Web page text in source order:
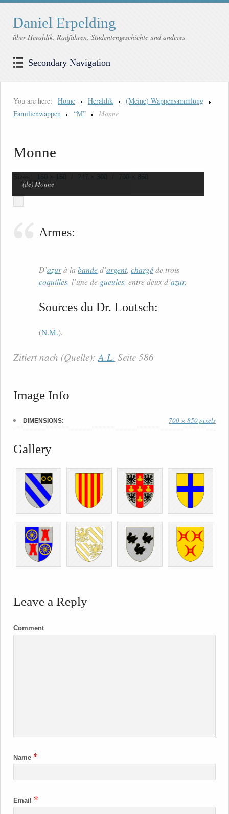
Daniel Erpelding
über Heraldik, Radfahren, Studentengeschichte und anderes
Secondary Navigation
You are here: Home Heraldik
(Meine) Wappensammlung
Familienwappen
“M” Monne
Monne
150 × 150 247 × 300 700 × 850
(de) Monne
Armes:
D’azurà la banded’argent, chargéde trois
coquilles, l’une de gueules, entre deux d’azur.
Sources du Dr. Loutsch:
(N.M.).
Zitiert nach (Quelle):A.L. Seite 586
Image Info
DIMENSIONS: 700 × 850 pixels
Gallery
Leave a Reply
Comment
Name *
Email *